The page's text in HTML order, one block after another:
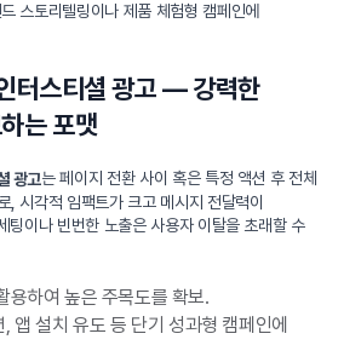
스토리텔링이나 제품 체험형 캠페인에
터스티셜 광고 — 강력한
는 포맷
광고는 페이지 전환 사이 혹은 특정 액션 후 전체
, 시각적 임팩트가 크고 메시지 전달력이
팅이나 빈번한 노출은 사용자 이탈을 초래할 수
용하여 높은 주목도를 확보.
앱 설치 유도 등 단기 성과형 캠페인에